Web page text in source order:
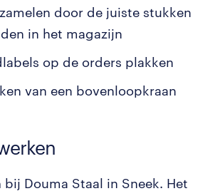
door de juiste stukken
in het magazijn
op de orders plakken
van een bovenloopkraan
bij Douma Staal in Sneek. Het